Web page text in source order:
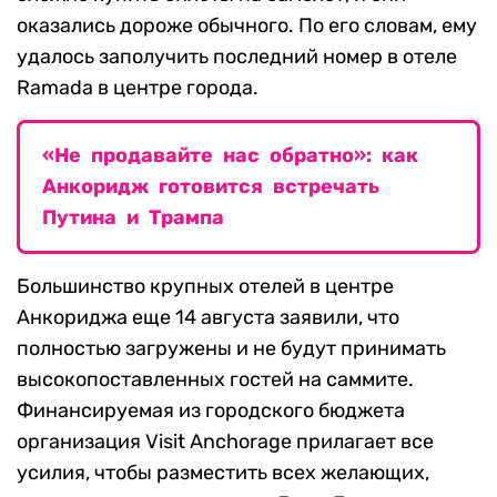
оказались дороже обычного. По его словам, ему
удалось заполучить последний номер в отеле
Ramada в центре города.
«Не продавайте нас обратно»: как
Анкоридж готовится встречать
Путина и Трампа
Большинство крупных отелей в центре
Анкориджа еще 14 августа заявили, что
полностью загружены и не будут принимать
высокопоставленных гостей на саммите.
Финансируемая из городского бюджета
организация Visit Anchorage прилагает все
усилия, чтобы разместить всех желающих,